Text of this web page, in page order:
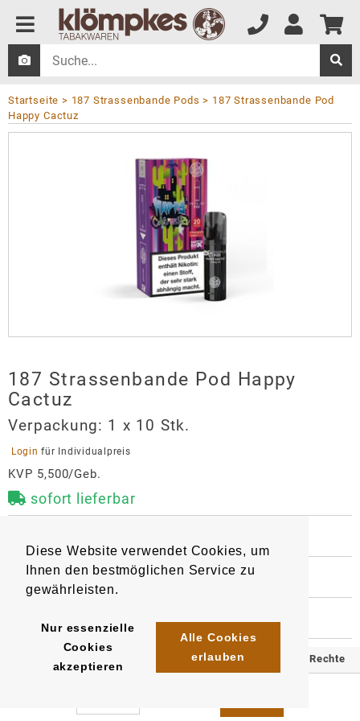
Diese Website verwendet Cookies, um
Ihnen den bestmöglichen Service zu
gewährleisten.
Nur essenzielle
Cookies
akzeptieren
Alle Cookies
erlauben
Startseite 187 Strassenbande Pods
187 Strassenbande Pod
Happy Cactuz
187 Strassenbande Pod Happy
Cactuz
Verpackung: 1 x 10 Stk.
Login für Individualpreis
KVP 5,500/Geb.
sofort lieferbar
1 Pod mit 2 ml Liquid gefüllt. Nikotingehalt 20 mg/ml,
mit Mesh Coil Technologie für intensiveren
Geschmack und mehr Puffs.
Kompatibel mit Elfa-Basisgerät
Geschmack: Kinder-Kaktuseis mit Erdbeer-, Orange-
und Zitronengeschmack
WEITERE INFORMATIONEN
Artikel : 9109 4262435961769
4262435962001
187 Strassenbande Pod Happy
Cactuz
Alhamra e.K.
© 2025 Klömpkes Heinrich Inh. Marion Winkels e.K. Alle Rechte
Impressum
Datenschutz